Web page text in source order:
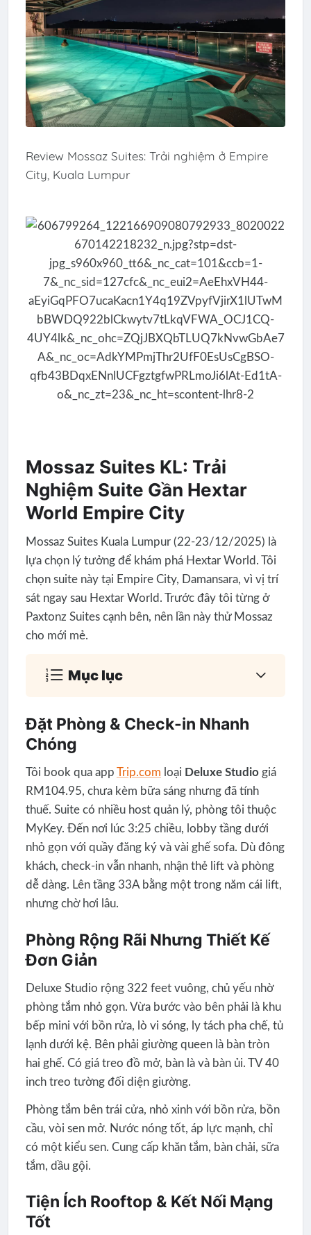
Review Mossaz Suites: Trải nghiệm ở Empire
City, Kuala Lumpur
Mossaz Suites KL: Trải
Nghiệm Suite Gần Hextar
World Empire City
Mossaz Suites Kuala Lumpur (22-23/12/2025) là
lựa chọn lý tưởng để khám phá Hextar World. Tôi
chọn suite này tại Empire City, Damansara, vì vị trí
sát ngay sau Hextar World. Trước đây tôi từng ở
Paxtonz Suites cạnh bên, nên lần này thử Mossaz
cho mới mẻ.
Mục lục
Đặt Phòng & Check-in Nhanh
Chóng
Tôi book qua app Trip.com loại Deluxe Studiogiá
RM104.95, chưa kèm bữa sáng nhưng đã tính
thuế. Suite có nhiều host quản lý, phòng tôi thuộc
MyKey. Đến nơi lúc 3:25 chiều, lobby tầng dưới
nhỏ gọn với quầy đăng ký và vài ghế sofa. Dù đông
khách, check-in vẫn nhanh, nhận thẻ lift và phòng
dễ dàng. Lên tầng 33A bằng một trong năm cái lift,
nhưng chờ hơi lâu.
Phòng Rộng Rãi Nhưng Thiết Kế
Đơn Giản
Deluxe Studio rộng 322 feet vuông, chủ yếu nhờ
phòng tắm nhỏ gọn. Vừa bước vào bên phải là khu
bếp mini với bồn rửa, lò vi sóng, ly tách pha chế, tủ
lạnh dưới kệ. Bên phải giường queen là bàn tròn
hai ghế. Có giá treo đồ mở, bàn là và bàn ủi. TV 40
inch treo tường đối diện giường.
Phòng tắm bên trái cửa, nhỏ xinh với bồn rửa, bồn
cầu, vòi sen mở. Nước nóng tốt, áp lực mạnh, chỉ
có một kiểu sen. Cung cấp khăn tắm, bàn chải, sữa
tắm, dầu gội.
Tiện Ích Rooftop & Kết Nối Mạng
Tốt